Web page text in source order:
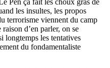
Pen ça fait les choux gras de
les insultes, les propos
terrorisme viennent du camp
d’en parler, on se
longtemps les tentatives
du fondamentaliste